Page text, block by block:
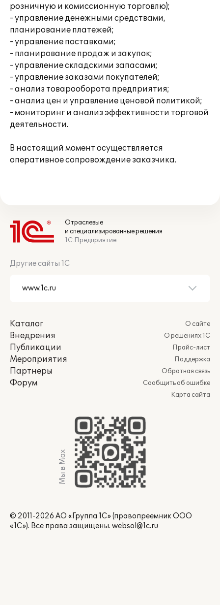
розничную и комиссионную торговлю);
- управление денежными средствами,
планирование платежей;
- управление поставками;
- планирование продаж и закупок;
- управление складскими запасами;
- управление заказами покупателей;
- анализ товарооборота предприятия;
- анализ цен и управление ценовой политикой;
- мониторинг и анализ эффективности торговой
деятельности.
В настоящий момент осуществляется
оперативное сопровождение заказчика.
Отраслевые
и специализированные решения
1С:Предприятие
Другие сайты 1С
Каталог
Внедрения
Публикации
Мероприятия
Партнеры
Форум
О сайте
О решениях 1С
Прайс-лист
Поддержка
Обратная связь
Сообщить об ошибке
Карта сайта
Мы в Max
© 2011-2026 АО «Группа 1С» (правопреемник ООО
«1С»). Все права защищены. websol@1c.ru